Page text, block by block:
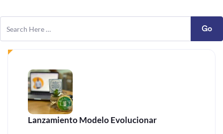
Go
Lanzamiento Modelo Evolucionar